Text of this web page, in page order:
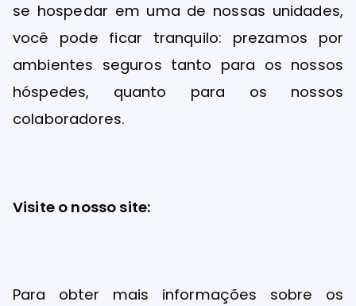
se hospedar em uma de nossas unidades,
você pode ficar tranquilo: prezamos por
ambientes seguros tanto para os nossos
hóspedes, quanto para os nossos
colaboradores.
Visite o nosso site:
Para obter mais informações sobre os